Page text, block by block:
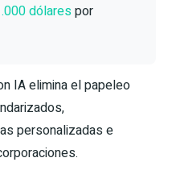
dólarespor
IA elimina el papeleo
personalizadas e